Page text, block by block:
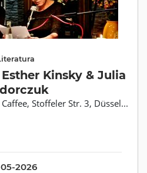
2026
Kinsky & Julia
Stoffeler Str. 3, Düssel...